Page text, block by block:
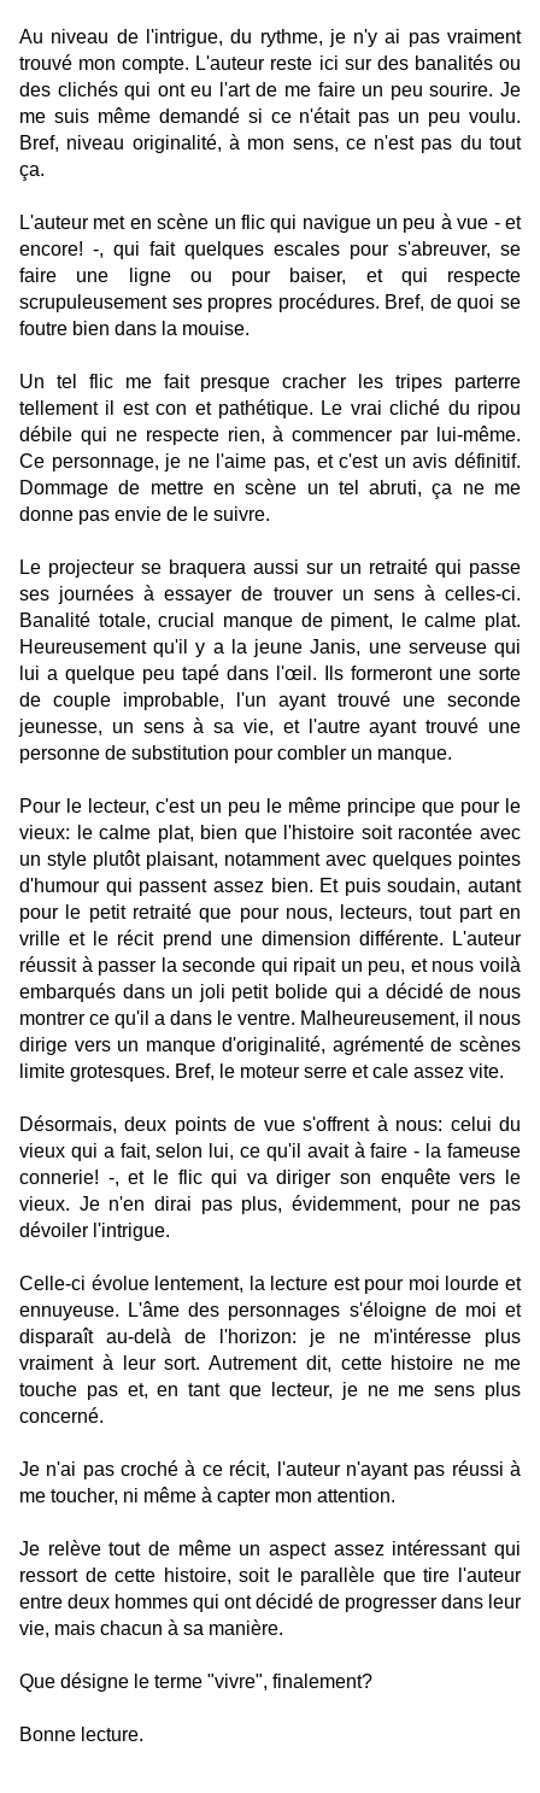
Au niveau de l'intrigue, du rythme, je n'y ai pas vraiment
trouvé mon compte. L'auteur reste ici sur des banalités ou
des clichés qui ont eu l'art de me faire un peu sourire. Je
me suis même demandé si ce n'était pas un peu voulu.
Bref, niveau originalité, à mon sens, ce n'est pas du tout
ça.
L'auteur met en scène un flic qui navigue un peu à vue - et
encore! -, qui fait quelques escales pour s'abreuver, se
faire une ligne ou pour baiser, et qui respecte
scrupuleusement ses propres procédures. Bref, de quoi se
foutre bien dans la mouise.
Un tel flic me fait presque cracher les tripes parterre
tellement il est con et pathétique. Le vrai cliché du ripou
débile qui ne respecte rien, à commencer par lui-même.
Ce personnage, je ne l'aime pas, et c'est un avis définitif.
Dommage de mettre en scène un tel abruti, ça ne me
donne pas envie de le suivre.
Le projecteur se braquera aussi sur un retraité qui passe
ses journées à essayer de trouver un sens à celles-ci.
Banalité totale, crucial manque de piment, le calme plat.
Heureusement qu'il y a la jeune Janis, une serveuse qui
lui a quelque peu tapé dans l'œil. Ils formeront une sorte
de couple improbable, l'un ayant trouvé une seconde
jeunesse, un sens à sa vie, et l'autre ayant trouvé une
personne de substitution pour combler un manque.
Pour le lecteur, c'est un peu le même principe que pour le
vieux: le calme plat, bien que l'histoire soit racontée avec
un style plutôt plaisant, notamment avec quelques pointes
d'humour qui passent assez bien. Et puis soudain, autant
pour le petit retraité que pour nous, lecteurs, tout part en
vrille et le récit prend une dimension différente. L'auteur
réussit à passer la seconde qui ripait un peu, et nous voilà
embarqués dans un joli petit bolide qui a décidé de nous
montrer ce qu'il a dans le ventre. Malheureusement, il nous
dirige vers un manque d'originalité, agrémenté de scènes
limite grotesques. Bref, le moteur serre et cale assez vite.
Désormais, deux points de vue s'offrent à nous: celui du
vieux qui a fait, selon lui, ce qu'il avait à faire - la fameuse
connerie! -, et le flic qui va diriger son enquête vers le
vieux. Je n'en dirai pas plus, évidemment, pour ne pas
dévoiler l'intrigue.
Celle-ci évolue lentement, la lecture est pour moi lourde et
ennuyeuse. L'âme des personnages s'éloigne de moi et
disparaît au-delà de l'horizon: je ne m'intéresse plus
vraiment à leur sort. Autrement dit, cette histoire ne me
touche pas et, en tant que lecteur, je ne me sens plus
concerné.
Je n'ai pas croché à ce récit, l'auteur n'ayant pas réussi à
me toucher, ni même à capter mon attention.
Je relève tout de même un aspect assez intéressant qui
ressort de cette histoire, soit le parallèle que tire l'auteur
entre deux hommes qui ont décidé de progresser dans leur
vie, mais chacun à sa manière.
Que désigne le terme "vivre", finalement?
Bonne lecture.